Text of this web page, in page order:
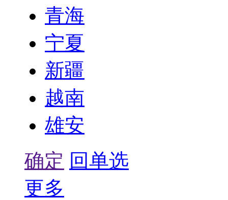
青海
宁夏
新疆
越南
雄安
确定 回单选
更多